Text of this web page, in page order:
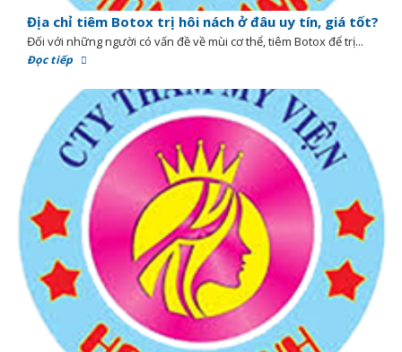
Địa chỉ tiêm Botox trị hôi nách ở đâu uy tín, giá tốt?
Đối với những người có vấn đề về mùi cơ thể, tiêm Botox để trị...
Đọc tiếp